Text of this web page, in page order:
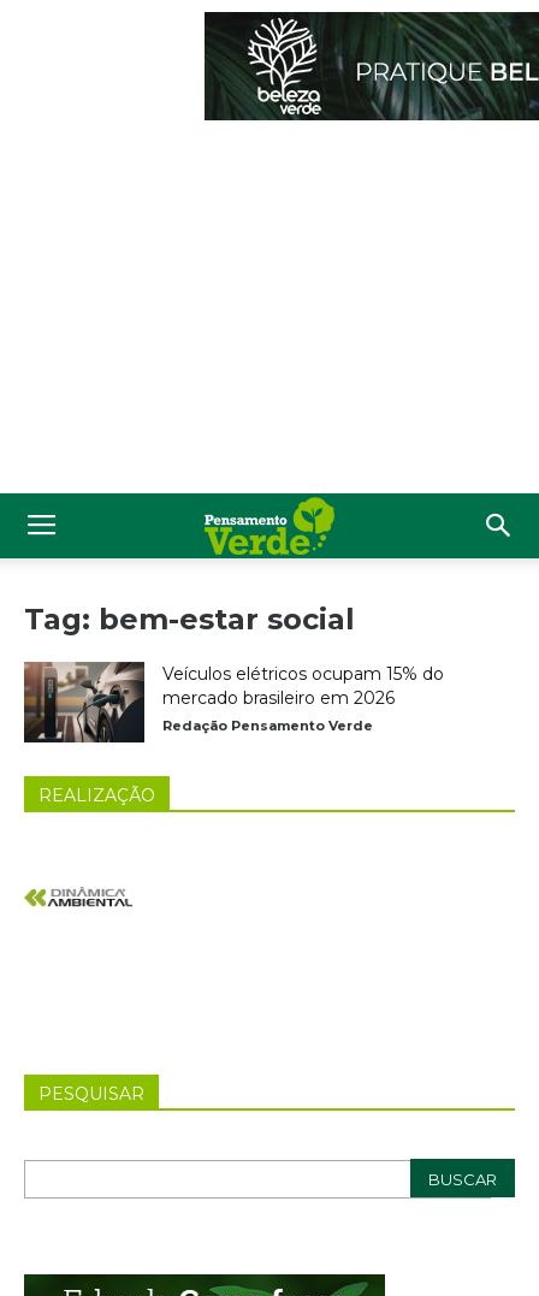
Tag: bem-estar social
Veículos elétricos ocupam 15% do
mercado brasileiro em 2026
Redação Pensamento Verde
REALIZAÇÃO
PESQUISAR